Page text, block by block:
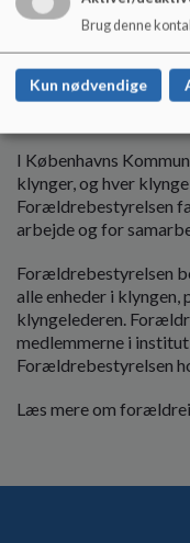
Som medlem af
klyngens
I Københavns
klynger, og hver
Forældrebestyrelsen
arbejde og for
Forældrebestyrelsen
alle enheder i
klyngelederen.
medlemmerne i
Forældrebestyrelsen
Læs mere om
Brug denne
Kun nødvendige